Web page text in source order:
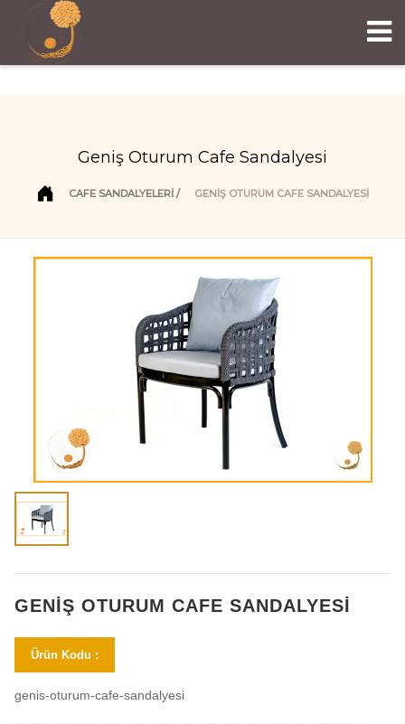
Geniş Oturum Cafe Sandalyesi
CAFE SANDALYELERI GENIŞ OTURUM CAFE SANDALYESI
GENIŞ OTURUM CAFE SANDALYESI
Ürün Kodu :
genis-oturum-cafe-sandalyesi